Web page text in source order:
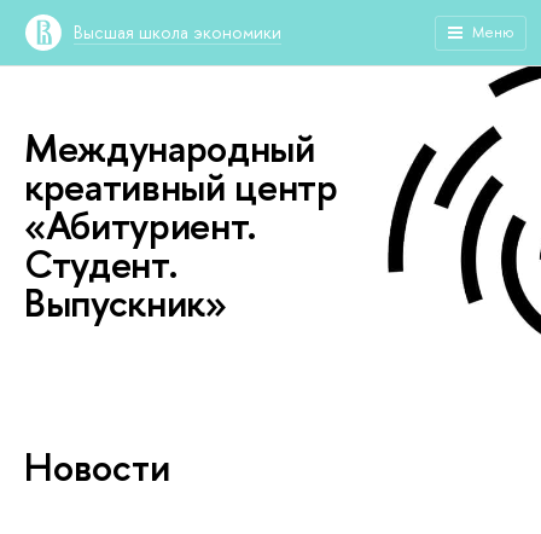
Высшая школа экономики Меню
Международный
креативный центр
«Абитуриент.
Студент.
Выпускник»
Новости